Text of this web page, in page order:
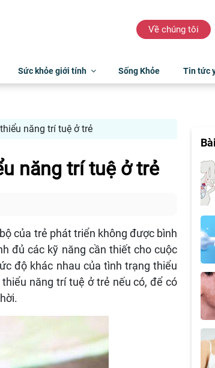
Về chúng tôi
Sức khỏe giới tính Sống Khỏe Tin tức
năng trí tuệ ở trẻ
năng trí tuệ ở trẻ
của trẻ phát triển không được bình
đủ các kỹ năng cần thiết cho cuộc
độ khác nhau của tình trạng thiểu
năng trí tuệ ở trẻ nếu có, để có